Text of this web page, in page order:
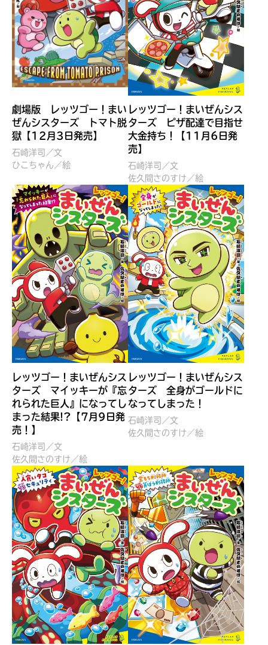
出会える
いろんな動画が
見られる
劇場版 レッツゴー！まい
ぜんシスターズ トマト脱
獄【12月3日発売】
石崎洋司／文
ひこちゃん／絵
レッツゴー！まいぜんシス
ターズ ピザ配達で目指せ
大金持ち！【11月6日発
売】
石崎洋司／文
佐久間さのすけ／絵
レッツゴー！まいぜんシス
ターズ マイッキーが『忘
れられた巨人』になってし
まった結果!?【7月9日発
売！】
石崎洋司／文
佐久間さのすけ／絵
レッツゴー！まいぜんシス
ターズ 全身がゴールドに
なってしまった！
石崎洋司／文
佐久間さのすけ／絵